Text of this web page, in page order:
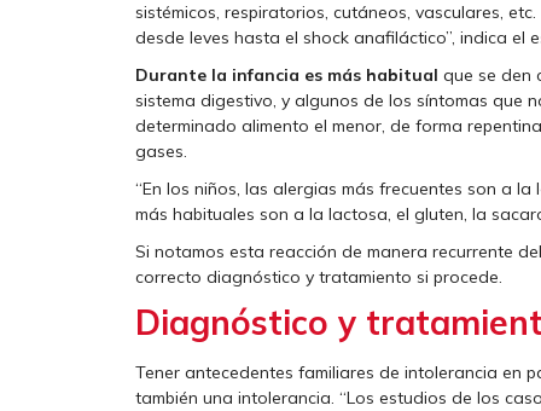
sistémicos, respiratorios, cutáneos, vasculares,
desde leves hasta el shock anafiláctico”, indica el
Durante la infancia es más habitual que se den
sistema digestivo, y algunos de los síntomas que
determinado alimento el menor, de forma
gases.
“En los niños, las alergias más frecuentes son a
más habituales son a la lactosa, el gluten, la
Si notamos esta reacción de manera recurrente
correcto diagnóstico y tratamiento si procede.
Diagnóstico y
Tener antecedentes familiares de intolerancia en
también una intolerancia. “Los estudios de los